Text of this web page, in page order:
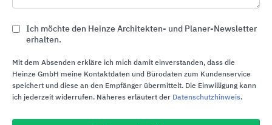
Ich möchte den Heinze Architekten- und Planer-Newsletter
erhalten.
Mit dem Absenden erkläre ich mich damit einverstanden, dass die
Heinze GmbH meine Kontaktdaten und Bürodaten zum Kundenservice
speichert und diese an den Empfänger übermittelt. Die Einwilligung kann
ich jederzeit widerrufen. Näheres erläutert der Datenschutzhinweis.